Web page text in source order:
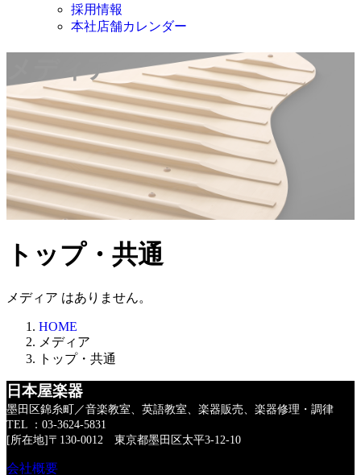
採用情報
本社店舗カレンダー
メディア
トップ・共通
メディア はありません。
HOME
メディア
トップ・共通
日本屋楽器
墨田区錦糸町／音楽教室、英語教室、楽器販売、楽器修理・調律
TEL ：03-3624-5831
[所在地]〒130-0012 東京都墨田区太平3-12-10
会社概要